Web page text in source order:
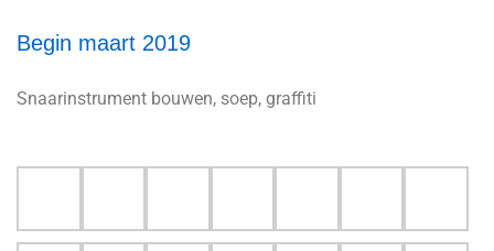
Begin maart 2019
Snaarinstrument bouwen, soep, graffiti